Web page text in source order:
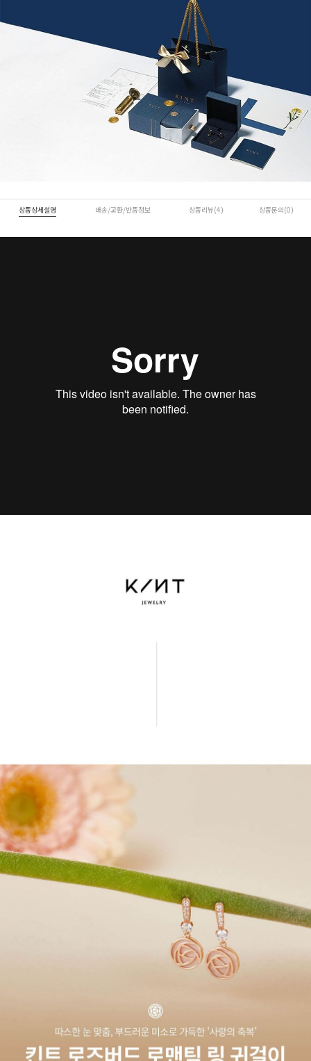
상품상세설명 배송/교환/반품정보 상품리뷰(4) 상품문의(0)